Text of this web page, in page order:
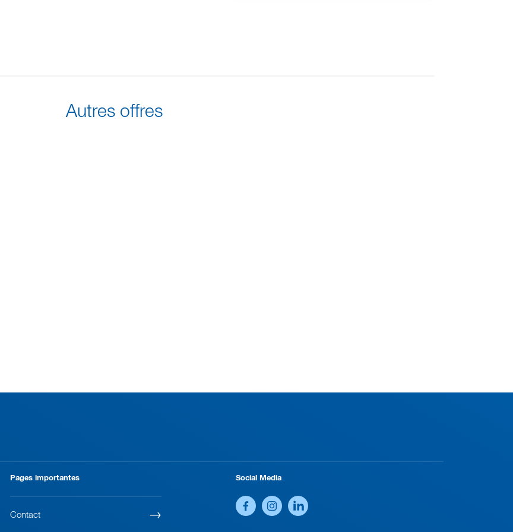
Autres offres
Pages importantes
Contact
Social Media